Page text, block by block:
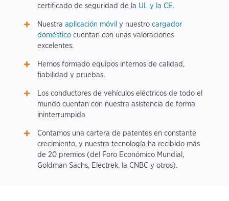
certificado de seguridad de la UL y la CE.
Nuestraaplicación móvil y nuestrocargador
doméstico cuentan con unas valoraciones
excelentes.
Hemos formado equipos internos de calidad,
fiabilidad y pruebas.
Los conductores de vehículos eléctricos de todo el
mundo cuentan con nuestra asistencia de forma
ininterrumpida
Contamos una cartera de patentes en constante
crecimiento, y nuestra tecnología ha recibido más
de 20 premios (del Foro Económico Mundial,
Goldman Sachs, Electrek, la CNBC y otros).